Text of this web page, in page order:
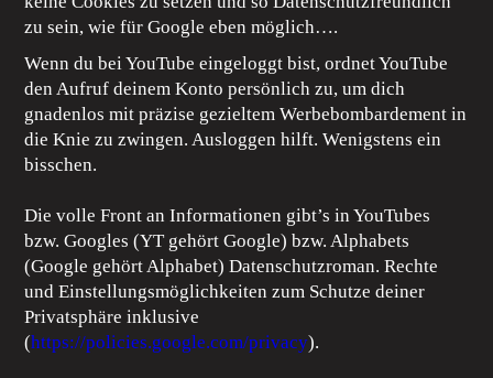
zu sein, wie für Google eben möglich….
Wenn du bei YouTube eingeloggt bist, ordnet YouTube
den Aufruf deinem Konto persönlich zu, um dich
gnadenlos mit präzise gezieltem Werbebombardement in
die Knie zu zwingen. Ausloggen hilft. Wenigstens ein
bisschen.
Die volle Front an Informationen gibt’s in YouTubes
bzw. Googles (YT gehört Google) bzw. Alphabets
(Google gehört Alphabet) Datenschutzroman. Rechte
und Einstellungsmöglichkeiten zum Schutze deiner
Privatsphäre inklusive
(https://policies.google.com/privacy).